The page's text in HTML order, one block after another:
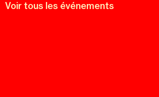
Voir tous les événements